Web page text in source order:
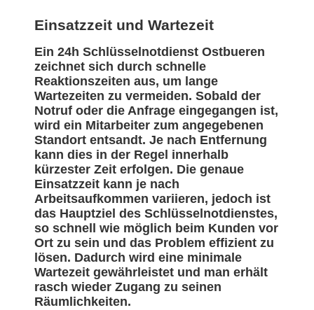
Einsatzzeit und Wartezeit
Ein 24h Schlüsselnotdienst Ostbueren
zeichnet sich durch schnelle
Reaktionszeiten aus, um lange
Wartezeiten zu vermeiden. Sobald der
Notruf oder die Anfrage eingegangen ist,
wird ein Mitarbeiter zum angegebenen
Standort entsandt. Je nach Entfernung
kann dies in der Regel innerhalb
kürzester Zeit erfolgen. Die genaue
Einsatzzeit kann je nach
Arbeitsaufkommen variieren, jedoch ist
das Hauptziel des Schlüsselnotdienstes,
so schnell wie möglich beim Kunden vor
Ort zu sein und das Problem effizient zu
lösen. Dadurch wird eine minimale
Wartezeit gewährleistet und man erhält
rasch wieder Zugang zu seinen
Räumlichkeiten.